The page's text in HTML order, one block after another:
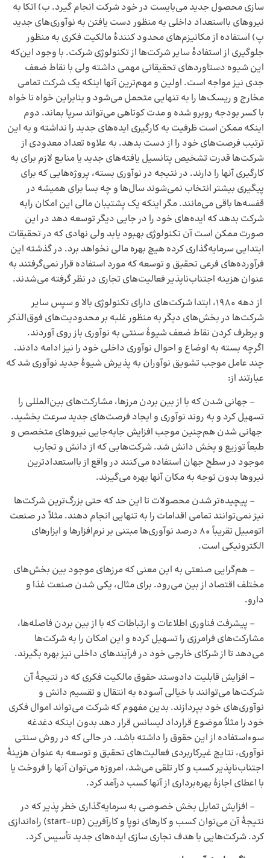
سازی محصول جدید می‌بایست در خود شرکت انجام گیرد. ب) اتکا به
نیروهای بااستعداد داخلی به منظور دست یافتن به نوآوری‌های جدید
پ) استفاده از مکانیزم‌های محدود کنندهٔ مالکیت فکری به منظور
جلوگیری از استفادهٔ سایر شرکت‌ها از تکنولوژی شرکت. با وجود این‌که
این شیوه دستاوردهای تحقیقاتی مهمی داشته ولی با نقاط ضعف
جدی نیز مواجه است. اولین و مهم‌ترین آنها اینکه یک شرکت تمامی
مخارج و ریسک‌ها را به تنهایی متحمل می‌شود و بنابراین خواه نا خواه
با کسر بودجه روبرو شده و مدت کوتاهی می‌تواند سرپا بماند. دوم
اینکه ممکن است ظرفیت به کارگیری ایده‌های جدید را نداشته و به این
ترتیب فرصت‌های خود را از دست بدهد. به علاوه تعداد معدودی از
شرکت‌ها قدرت تشخیص پتانسیل یافته‌های جدید یا منابع لازم برای به
کارگیری آنها را دارند. در نتیجه در نوآوری بسته، پروژه‌هایی که برای
پیگیری بیشتر انتخاب نمی‌شوند سال‌ها و چه بسا برای همیشه در
قفسه‌ها باقی می‌مانند. مگر اینکه یک پشتیبان مالی این امکان رابه
شرکت بدهد که ایده‌های خود را در جایی دیگر توسعه دهد در این
صورت ممکن است آن تکنولوژی بهبود یابد ولی نهادی که در تحقیقات
ابتدایی سرمایه‌گذاری کرده هیچ بهره مالی نخواهد برد. در گذشته این
فرآورده‌های فرعی تحقیق و توسعه که مورد استفاده قرار نمی‌گرفتند به
عنوان هزینه اجتناب‌ناپذیر فعالیت‌های تجاری در نظر گرفته می‌شدند.
از دهه ۱۹۸۰، ابتدا شرکت‌های دارای تکنولوژی بالا و سپس سایر
شرکت‌ها در بخش‌های دیگر به منظور غلبه بر محدودیت‌های فوق‌الذکر
و برطرف کردن نقاط ضعف شیوهٔ سنتی به نوآوری باز روی آوردند.
اگرچه بسته به اوضاع و احوال نوآوری داخلی خود را نیز ادامه دادند.
چند عامل موجب تشویق نوآوران به پذیرش شیوهٔ جدید نوآوری شد که
عبارتند از:
– جهانی شدن که با از بین بردن مرزها، مشارکت‌های بین‌المللی را
تسهیل کرد و به روند نوآوری و ایجاد فرصت‌های جدید سرعت بخشید.
جهانی شدن هم‌چنین موجب افزایش جابه‌جایی نیروهای متخصص و
طبعاً توزیع و پخش دانش شد. شرکت‌هایی که از دانش و تجارب
موجود در سطح جهان استفاده می‌کنند در واقع از بااستعدادترین
نیروها بدون توجه به مکان آنها بهره می‌گیرند.
– پیچیده‌تر شدن محصولات تا این حد که حتی بزرگ‌ترین شرکت‌ها
نیز نمی‌توانند تمامی اقدامات را به تنهایی انجام دهند. مثلاً در صنعت
اتومبیل تقریباً ۸۰ درصد نوآوری‌ها مبتنی بر نرم‌افزارها و ابزارهای
الکترونیکی است.
– هم‌گرایی صنعتی به این معنی که مرزهای موجود بین بخش‌های
مختلف اقتصاد از بین می‌رود. برای مثال، یکی شدن صنعت غذا و
دارو.
– پیشرفت فناوری اطلاعات و ارتباطات که با از بین بردن فاصله‌ها،
مشارکت‌های فرامرزی را تسهیل کرده و این امکان را به شرکت‌ها
می‌دهد تا از شرکای خارجی خود در فرآیندهای داخلی نیز بهره بگیرند.
– افزایش قابلیت دادوستد حقوق مالکیت فکری که در نتیجهٔ آن
شرکت‌ها می‌توانند با خیالی آسوده به انتقال و تقسیم دانش و
نوآوری‌های خود بپردازند. بدین مفهوم که شرکت می‌تواند اموال فکری
خود را مثلاً موضوع قرارداد لیسانس قرار دهد بدون اینکه دغدغه
سوءاستفاده از این حقوق را داشته باشد. در حالی که در روش سنتی
نوآوری، نتایج غیرکاربردی فعالیت‌های تحقیق و توسعه به عنوان هزینهٔ
اجتناب‌ناپذیر کسب و کار تلقی می‌شد، امروزه می‌توان آنها را فروخت یا
با اعطای اجازهٔ بهره‌برداری از آنها کسب درآمد کرد.
– افزایش تمایل بخش خصوصی به سرمایه‌گذاری خطر پذیر که در
نتیجهٔ آن می‌توان کسب و کارهای نوپا و کارآفرین (start-up) راه‌اندازی
کرد. شرکت‌هایی با هدف تجاری سازی ایده‌های جدید تأسیس کرد.